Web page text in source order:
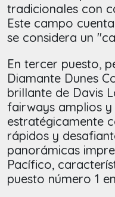
tradicionales con
Este campo
se considera un
En tercer puesto,
Diamante Dunes
brillante de Davis
fairways amplios y
estratégicamente
rápidos y
panorámicas
Pacífico,
puesto número 1